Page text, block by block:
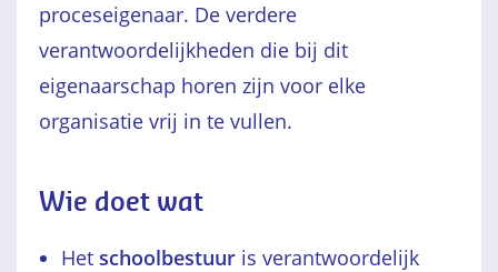
proceseigenaar. De verdere
verantwoordelijkheden die bij dit
eigenaarschap horen zijn voor elke
organisatie vrij in te vullen.
Wie doet wat
Het schoolbestuur is verantwoordelijk